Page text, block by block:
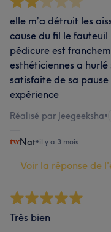
elle m’a détruit les
cause du fil le
pédicure est
esthéticiennes a
satisfaite de sa
expérience
Réalisé par Jeegeeksha•
Nat•il y a 3 mois
Voir la réponse de
Très bien